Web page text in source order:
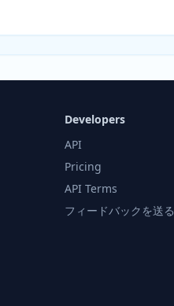
Developers
API
Pricing
API Terms
フィードバックを送る